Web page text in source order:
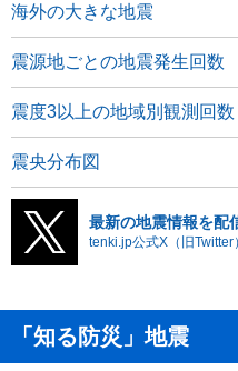
海外の大きな地震
震源地ごとの地震発生回数
震度3以上の地域別観測回数
震央分布図
最新の地震情報を配
tenki.jp公式X（旧Twitter
「知る防災」地震